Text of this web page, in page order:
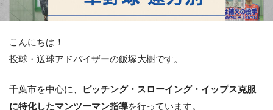
こんにちは！
投球・送球アドバイザーの飯塚大樹です。
千葉市を中心に、
ピッチング・スローイング・イップス克服
に特化したマンツーマン指導を行っています。